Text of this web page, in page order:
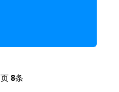
页 8条